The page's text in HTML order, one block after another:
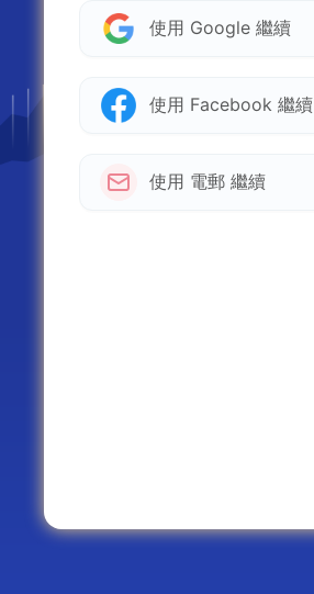
使用 Google 繼續
使用 Facebook 繼續
使用 電郵 繼續